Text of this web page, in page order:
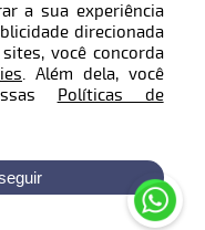
799 - Bairro Bom
a sua experiência
direcionada
você concorda
. Além dela, você
Políticas de